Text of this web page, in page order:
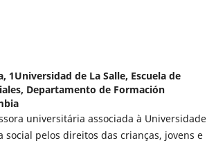
1Universidad de La Salle, Escuela de
Departamento de Formación
universitária associada à Universidade
social pelos direitos das crianças, jovens e